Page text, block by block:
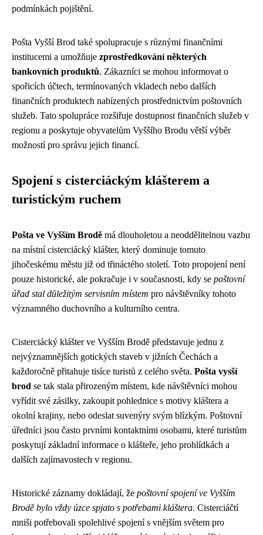
podmínkách pojištění.
Pošta Vyšší Brod také spolupracuje s různými finančními
institucemi a umožňuje zprostředkování některých
bankovních produktů. Zákazníci se mohou informovat o
spořicích účtech, termínovaných vkladech nebo dalších
finančních produktech nabízených prostřednictvím poštovních
služeb. Tato spolupráce rozšiřuje dostupnost finančních služeb v
regionu a poskytuje obyvatelům Vyššího Brodu větší výběr
možností pro správu jejich financí.
Spojení s cisterciáckým klášterem a
turistickým ruchem
Pošta ve Vyšším Brodě má dlouholetou a neoddělitelnou vazbu
na místní cisterciácký klášter, který dominuje tomuto
jihočeskému městu již od třináctého století. Toto propojení není
pouze historické, ale pokračuje i v současnosti, kdy se poštovní
úřad stal důležitým servisním místem pro návštěvníky tohoto
významného duchovního a kulturního centra.
Cisterciácký klášter ve Vyšším Brodě představuje jednu z
nejvýznamnějších gotických staveb v jižních Čechách a
každoročně přitahuje tisíce turistů z celého světa. Pošta vysší
brod se tak stala přirozeným místem, kde návštěvníci mohou
vyřídit své zásilky, zakoupit pohlednice s motivy kláštera a
okolní krajiny, nebo odeslat suvenýry svým blízkým. Poštovní
úředníci jsou často prvními kontaktními osobami, které turistům
poskytují základní informace o klášteře, jeho prohlídkách a
dalších zajímavostech v regionu.
Historické záznamy dokládají, že poštovní spojení ve Vyšším
Brodě bylo vždy úzce spjato s potřebami kláštera. Cisterciáčtí
mniši potřebovali spolehlivé spojení s vnějším světem pro